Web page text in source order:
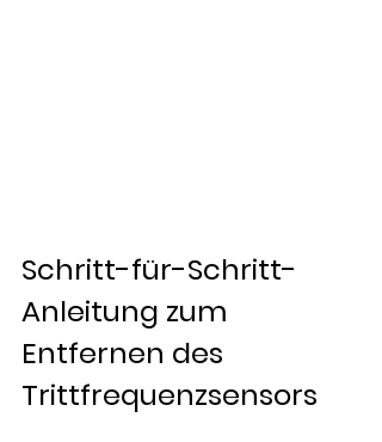
Schritt-für-Schritt-
Anleitung zum
Entfernen des
Trittfrequenzsensors